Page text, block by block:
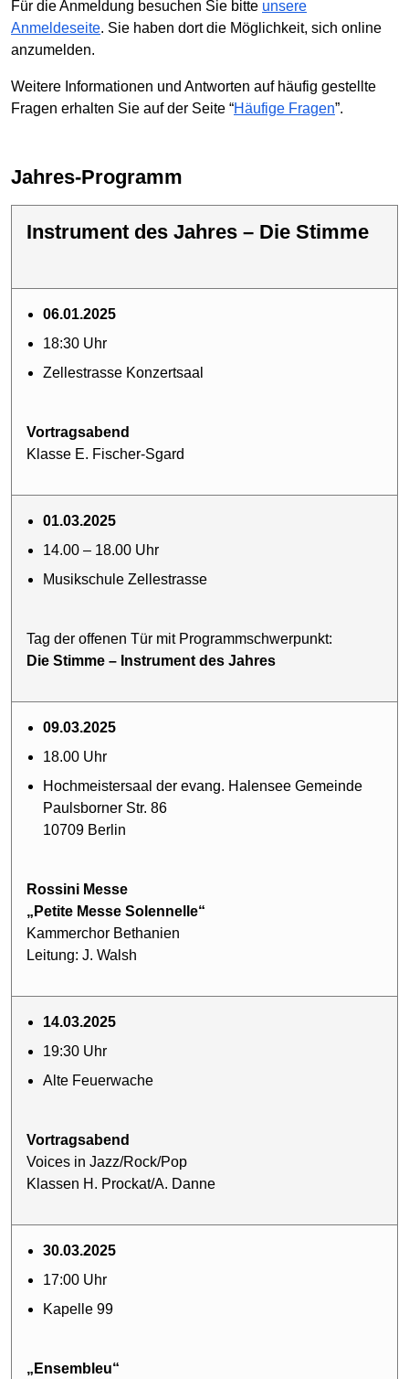
Für die Anmeldung besuchen Sie bitte unsere
Anmeldeseite. Sie haben dort die Möglichkeit, sich online
anzumelden.
Weitere Informationen und Antworten auf häufig gestellte
Fragen erhalten Sie auf der Seite “Häufige Fragen”.
Jahres-Programm
Instrument des Jahres – Die Stimme
06.01.2025
18:30 Uhr
Zellestrasse Konzertsaal
Vortragsabend
Klasse E. Fischer-Sgard
01.03.2025
14.00 – 18.00 Uhr
Musikschule Zellestrasse
Tag der offenen Tür mit Programmschwerpunkt:
Die Stimme – Instrument des Jahres
09.03.2025
18.00 Uhr
Hochmeistersaal der evang. Halensee Gemeinde
Paulsborner Str. 86
10709 Berlin
Rossini Messe
„Petite Messe Solennelle“
Kammerchor Bethanien
Leitung: J. Walsh
14.03.2025
19:30 Uhr
Alte Feuerwache
Vortragsabend
Voices in Jazz/Rock/Pop
Klassen H. Prockat/A. Danne
30.03.2025
17:00 Uhr
Kapelle 99
„Ensembleu“